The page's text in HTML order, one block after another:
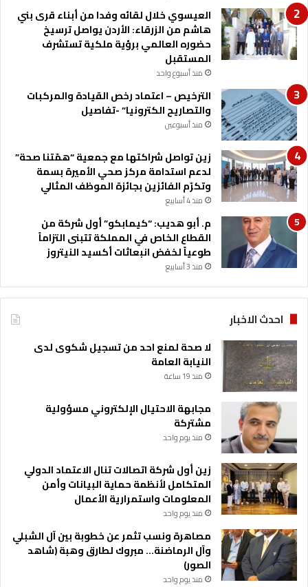
العيسوي خلال لقائه وفدا من أبناء قرى بني
هاشم من الزرقاء: الأردن يواصل ترسيخ
حضوره العالمي برؤية ملكية تستشرف
المستقبل
منذ أسبوع واحد
الترخيص – اعتماد رخص القيادة والمركبات
والتصاريح الكترونيا” -تفاصيل
منذ أسبوعين
زين تواصل شراكتها مع جمعية “همّتنا صحة”
لدعم استدامة مركز صحي الأميرة بسمة
وتكرّم الفائزين بجائزة الموظف المثالي
منذ 4 أسابيع
م. أبو هديب: “كيمابكو” أول شركة من
القطاع الخاص في المملكة تتبنى التزاماً
طوعياً لخفض انبعاثات أكسيد النيتروز
منذ 3 أسابيع
احدث الاخبار
لا صحة لمنع احد من تسجيل شكوى لدى
النيابة العامة
منذ 19 ساعة
مجابهة الاحتيال الإلكتروني مسؤولية
مشتركة
منذ يوم واحد
زين أول شركة اتصالات تنال الاعتماد الدولي
المتكامل لأنظمة حماية البيانات وأمن
المعلومات واستمرارية الأعمال
منذ يوم واحد
مصاهرة ونسب تثمر عن خطوبة بين آل الشبلي
وآل الرماضنة… مبروك لطارق وهبة (شاهد
الصور)
منذ يوم واحد